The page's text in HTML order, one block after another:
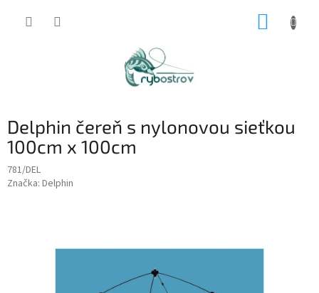
Delphin čereň s nylonovou sieťkou
100cm x 100cm
781/DEL
Značka: Delphin